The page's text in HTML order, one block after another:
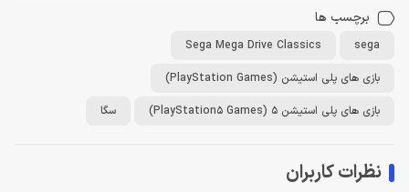
برچسب ها
sega
Sega Mega Drive Classics
بازی های پلی استیشن (PlayStation Games)
بازی های پلی استیشن 5 (PlayStation5 Games)
سگا
نظرات کاربران